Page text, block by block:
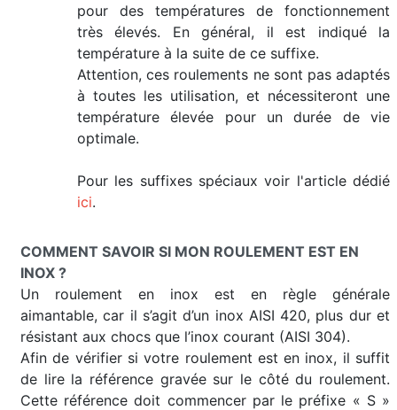
pour des températures de fonctionnement
très élevés. En général, il est indiqué la
température à la suite de ce suffixe.
Attention, ces roulements ne sont pas adaptés
à toutes les utilisation, et nécessiteront une
température élevée pour un durée de vie
optimale.
Pour les suffixes spéciaux voir l'article dédié
ici.
COMMENT SAVOIR SI MON ROULEMENT EST EN
INOX ?
Un roulement en inox est en règle générale
aimantable, car il s’agit d’un inox AISI 420, plus dur et
résistant aux chocs que l’inox courant (AISI 304).
Afin de vérifier si votre roulement est en inox, il suffit
de lire la référence gravée sur le côté du roulement.
Cette référence doit commencer par le préfixe « S »